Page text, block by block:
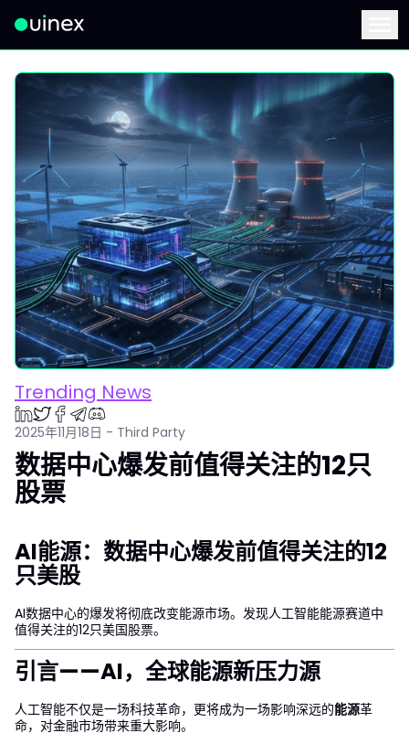
Trending News
2025年11月18日 - Third Party
数据中心爆发前值得关注的12只
股票
AI能源：数据中心爆发前值得关注的12
只美股
AI数据中心的爆发将彻底改变能源市场。发现人工智能能源赛道中
值得关注的12只美国股票。
引言——AI，全球能源新压力源
人工智能不仅是一场科技革命，更将成为一场影响深远的能源革
命，对金融市场带来重大影响。